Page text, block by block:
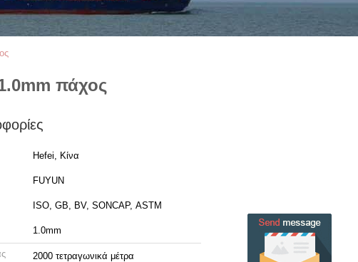
πάχος
Hefei, Κίνα
FUYUN
ISO, GB, BV, SONCAP, ASTM
1.0mm
2000 τετραγωνικά μέτρα